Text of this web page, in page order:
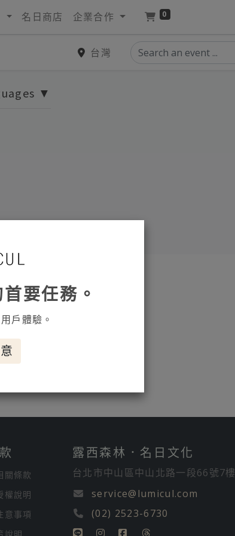
名日商店 企業合作 0
台灣
▼
關條款
權說明
意事項
露西森林．名日文化
台北市中山區中山北路一段66號7樓
service@lumicul.com
(02) 2523-6730
要任務。
戶體驗。